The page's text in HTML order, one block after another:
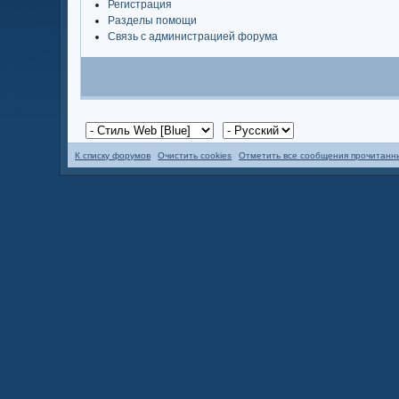
Регистрация
Разделы помощи
Связь с администрацией форума
К списку форумов Очистить cookies Отметить все сообщения